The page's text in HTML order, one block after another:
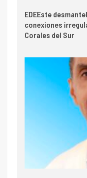
EDEEste
conexiones
Corales del Sur